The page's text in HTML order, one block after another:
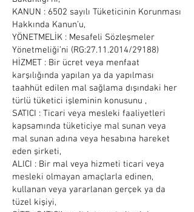
KANUN : 6502 sayılı Tüketicinin Korunması
Hakkında Kanun’u,
YÖNETMELİK : Mesafeli Sözleşmeler
Yönetmeliği’ni (RG:27.11.2014/29188)
HİZMET : Bir ücret veya menfaat
karşılığında yapılan ya da yapılması
taahhüt edilen mal sağlama dışındaki her
türlü tüketici işleminin konusunu ,
SATICI : Ticari veya mesleki faaliyetleri
kapsamında tüketiciye mal sunan veya
mal sunan adına veya hesabına hareket
eden şirketi,
ALICI : Bir mal veya hizmeti ticari veya
mesleki olmayan amaçlarla edinen,
kullanan veya yararlanan gerçek ya da
tüzel kişiyi,